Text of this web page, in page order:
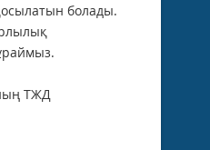
болады.
ТЖД